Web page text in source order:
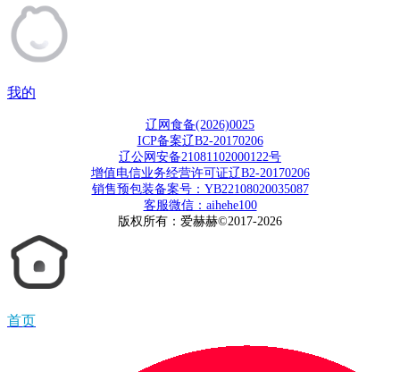
我的
辽网食备(2026)0025
ICP备案辽B2-20170206
辽公网安备21081102000122号
增值电信业务经营许可证辽B2-20170206
销售预包装备案号：YB22108020035087
客服微信：aihehe100
版权所有：爱赫赫©2017-2026
首页